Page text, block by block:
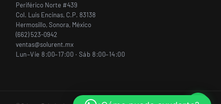
Periférico Norte #439
Col. Luis Encinas, C.P. 83138
Hermosillo, Sonora, México
(662) 523-0942
ventas@solurent.mx
Lun–Vie 8:00–17:00 · Sáb 8:00–14:00